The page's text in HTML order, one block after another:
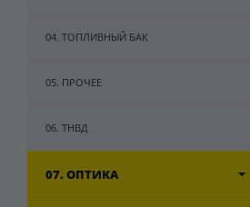
04. ТОПЛИВНЫЙ БАК
05. ПРОЧЕЕ
06. ТНВД
07. ОПТИКА